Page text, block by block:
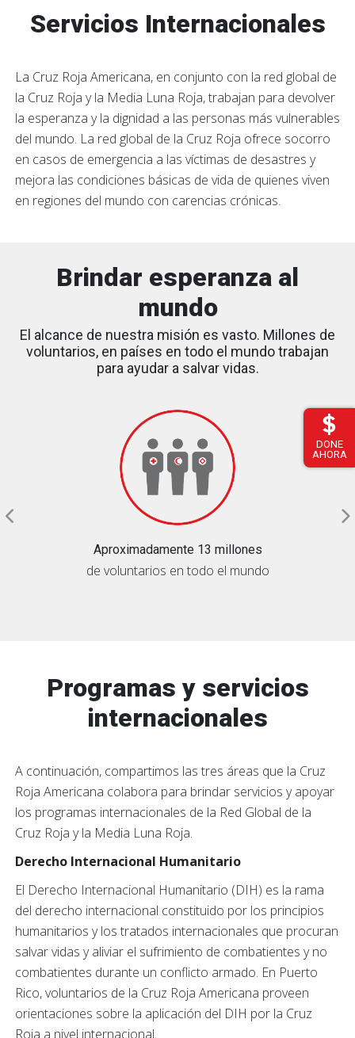
DONE
AHORA
Servicios Internacionales
La Cruz Roja Americana, en conjunto con la red global de
la Cruz Roja y la Media Luna Roja, trabajan para devolver
la esperanza y la dignidad a las personas más vulnerables
del mundo. La red global de la Cruz Roja ofrece socorro
en casos de emergencia a las víctimas de desastres y
mejora las condiciones básicas de vida de quienes viven
en regiones del mundo con carencias crónicas.
Brindar esperanza al
mundo
El alcance de nuestra misión es vasto. Millones de
voluntarios, en países en todo el mundo trabajan
para ayudar a salvar vidas.
Aproximadamente 13 millones
de voluntarios en todo el mundo
Programas y servicios
internacionales
A continuación, compartimos las tres áreas que la Cruz
Roja Americana colabora para brindar servicios y apoyar
los programas internacionales de la Red Global de la
Cruz Roja y la Media Luna Roja.
Derecho Internacional Humanitario
El Derecho Internacional Humanitario (DIH) es la rama
del derecho internacional constituido por los principios
humanitarios y los tratados internacionales que procuran
salvar vidas y aliviar el sufrimiento de combatientes y no
combatientes durante un conflicto armado. En Puerto
Rico, voluntarios de la Cruz Roja Americana proveen
orientaciones sobre la aplicación del DIH por la Cruz
Roja a nivel internacional.